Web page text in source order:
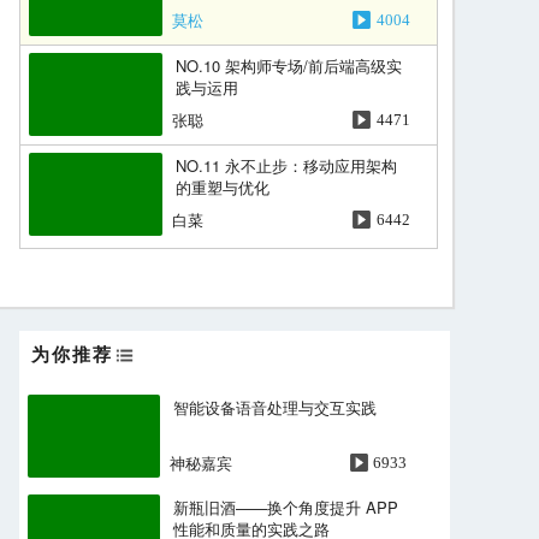
莫松 4004
NO.10 架构师专场/前后端高级实
践与运用
张聪
4471
NO.11 永不止步：移动应用架构
的重塑与优化
白菜
6442
魏建Tim
3767
NO.17 UPYUN•架构与运维大会
黄慧攀
8144
为你推荐
智能设备语音处理与交互实践
神秘嘉宾 6933
新瓶旧酒——换个角度提升 APP
性能和质量的实践之路